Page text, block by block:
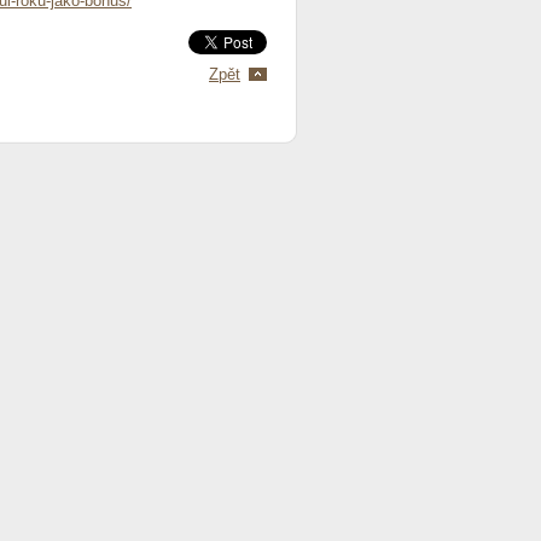
Zpět